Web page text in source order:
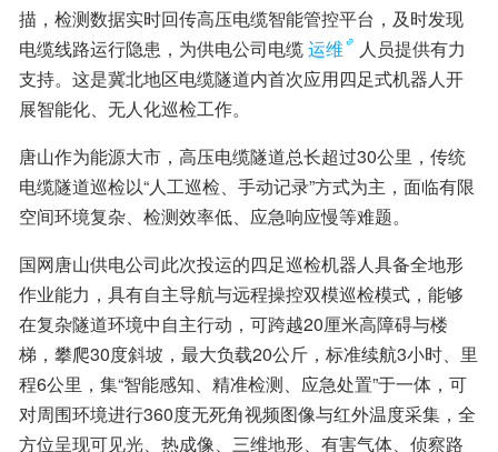
描，检测数据实时回传高压电缆智能管控平台，及时发现
电缆线路运行隐患，为供电公司电缆运维
人员提供有力
支持。这是冀北地区电缆隧道内首次应用四足式机器人开
展智能化、无人化巡检工作。
唐山作为能源大市，高压电缆隧道总长超过30公里，传统
电缆隧道巡检以“人工巡检、手动记录”方式为主，面临有限
空间环境复杂、检测效率低、应急响应慢等难题。
国网唐山供电公司此次投运的四足巡检机器人具备全地形
作业能力，具有自主导航与远程操控双模巡检模式，能够
在复杂隧道环境中自主行动，可跨越20厘米高障碍与楼
梯，攀爬30度斜坡，最大负载20公斤，标准续航3小时、里
程6公里，集“智能感知、精准检测、应急处置”于一体，可
对周围环境进行360度无死角视频图像与红外温度采集，全
方位呈现可见光、热成像、三维地形、有害气体、侦察路